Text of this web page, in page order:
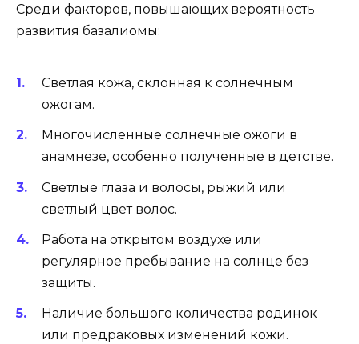
Среди факторов, повышающих вероятность
развития базалиомы:
Светлая кожа, склонная к солнечным
ожогам.
Многочисленные солнечные ожоги в
анамнезе, особенно полученные в детстве.
Светлые глаза и волосы, рыжий или
светлый цвет волос.
Работа на открытом воздухе или
регулярное пребывание на солнце без
защиты.
Наличие большого количества родинок
или предраковых изменений кожи.